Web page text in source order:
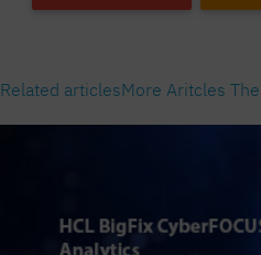
Related articlesMore Aritcles